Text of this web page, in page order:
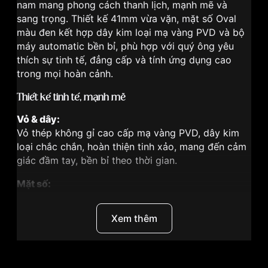
nam mang phong cách thanh lịch, mạnh mẽ và
sang trọng. Thiết kế 41mm vừa vặn, mặt số Oval
màu đen kết hợp dây kim loại mạ vàng PVD và bộ
máy automatic bền bỉ, phù hợp với quý ông yêu
thích sự tinh tế, đẳng cấp và tính ứng dụng cao
trong mọi hoàn cảnh.
Thiết kế tinh tế, mạnh mẽ
Vỏ & dây:
Vỏ thép không gỉ cao cấp mạ vàng PVD, dây kim
loại chắc chắn, hoàn thiện tinh xảo, mang đến cảm
giác đầm tay, bền bỉ theo thời gian.
Mặt số:
nổi bật, tạo cảm giác nam tính và sang trọng. Lịch
ngày tích hợp tiện dụng tại vị trí 3 giờ.
Xem thêm